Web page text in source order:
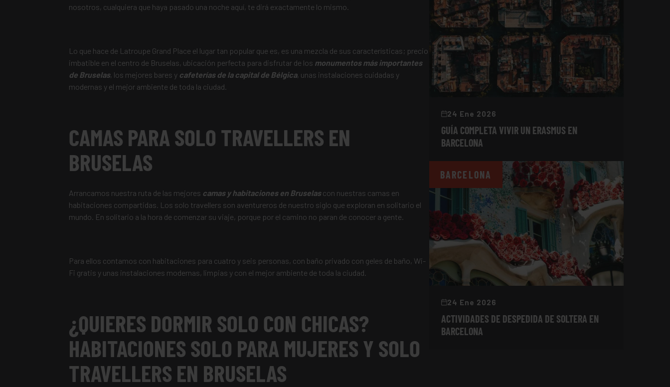
nosotros, cualquiera que haya pasado una noche aquí, te dirá exactamente lo mismo.
Lo que hace de Latroupe Grand Place el lugar tan popular que es, es una mezcla de sus características; precio
imbatible en el centro de Bruselas, ubicación perfecta para disfrutar de los monumentos más importantes
de Bruselas, los mejores bares y cafeterías de la capital de Bélgica, unas instalaciones cuidadas y
modernas y el mejor ambiente de toda la ciudad.
CAMAS PARA SOLO TRAVELLERS EN
BRUSELAS
Arrancamos nuestra ruta de las mejores camas y habitaciones en Bruselascon nuestras camas en
habitaciones compartidas. Los solo travellers son aventureros de nuestro siglo que exploran en solitario el
mundo. En solitario a la hora de comenzar su viaje, porque por el camino no paran de conocer a gente.
Para ellos contamos con habitaciones para cuatro y seis personas, con baño privado con geles de baño, Wi-
Fi gratis y unas instalaciones modernas, limpias y con el mejor ambiente de toda la ciudad.
¿QUIERES DORMIR SOLO CON CHICAS?
HABITACIONES SOLO PARA MUJERES Y SOLO
TRAVELLERS EN BRUSELAS
24 Ene 2026
GUÍA COMPLETA VIVIR UN ERASMUS EN
BARCELONA
BARCELONA
24 Ene 2026
ACTIVIDADES DE DESPEDIDA DE SOLTERA EN
BARCELONA